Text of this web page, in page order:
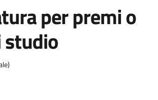
per premi o
studio